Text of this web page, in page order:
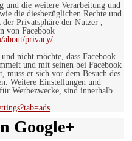
und die weitere Verarbeitung und
die diesbezüglichen Rechte und
Privatsphäre der Nutzer ,
von Facebook
about/privacy/.
nicht möchte, dass Facebook
und mit seinen bei Facebook
muss er sich vor dem Besuch des
Weitere Einstellungen und
Werbezwecke, sind innerhalb
.
Google+